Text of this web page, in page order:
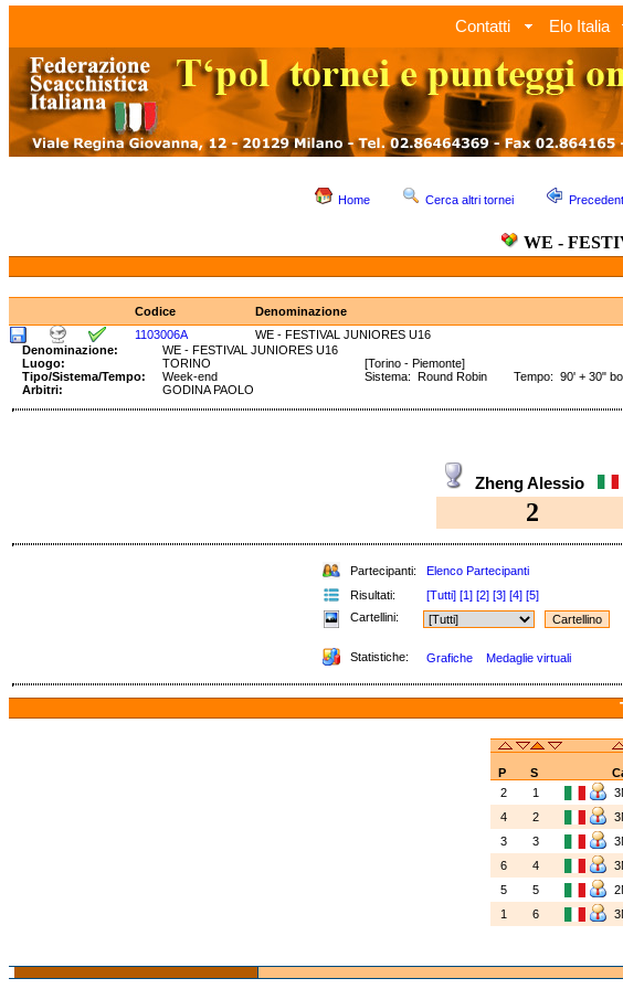
Contatti Elo Italia
Home Cerca altri tornei
WE -
Codice Denominazione
1103006A
WE - FESTIVAL JUNIORES U16
Denominazione:
WE - FESTIVAL JUNIORES U16
Luogo:
TORINO
[Torino - Piemonte]
Tipo/Sistema/Tempo:
Week-end
Sistema: Round Robin Tempo: 90' + 30"
Arbitri:
GODINA PAOLO
Zheng Alessio
2
Partecipanti: Elenco Partecipanti
Risultati:
[Tutti] [1] [2] [3] [4] [5]
Cartellini:
Statistiche: Grafiche Medaglie virtuali
P
S
2
1
4
2
3
3
6
4
5
5
1
6